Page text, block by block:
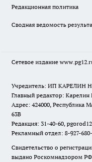
Редакционная политика
Сводная ведомость
Сетевое издание
Учредитель: ИП КАРЕЛИН
Главный редактор:
Адрес: 424000, Республика
63В
Редакция: 31-40-60,
Рекламный отдел: 8-927-
Свидетельство о
выдано Роскомнадзором